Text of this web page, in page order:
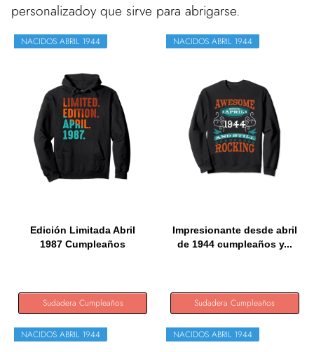
personalizadoy que sirve para abrigarse.
NACIDOS ABRIL 1944
Edición Limitada Abril
1987 Cumpleaños
Sudadera Cumpleaños
NACIDOS ABRIL 1944
Impresionante desde abril
de 1944 cumpleaños y...
Sudadera Cumpleaños
NACIDOS ABRIL 1944 NACIDOS ABRIL 1944